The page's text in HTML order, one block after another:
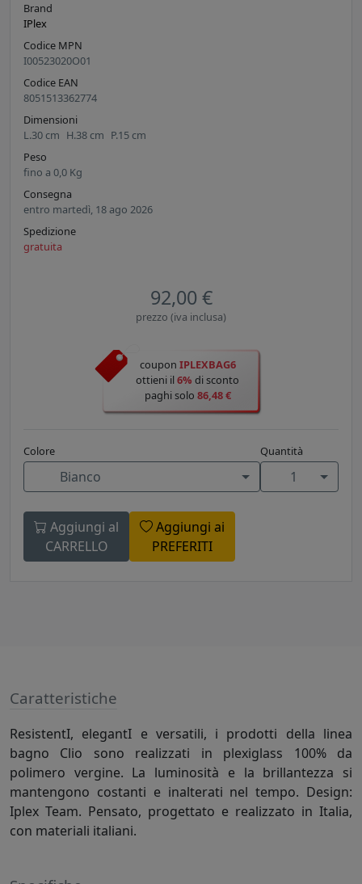
Brand
IPlex
Codice MPN
I00523020O01
Codice EAN
8051513362774
Dimensioni
L.30 cm H.38 cm P.15 cm
Peso
fino a 0,0 Kg
Consegna
entro martedì, 18 ago 2026
Spedizione
gratuita
92,00 €
prezzo (iva inclusa)
coupon IPLEXBAG6
ottieni il6% di sconto
paghi solo 86,48 €
Colore
Bianco
Quantità
1
Aggiungi al
CARRELLO
Aggiungi ai
PREFERITI
Caratteristiche
ResistentI, elegantI e versatili, i prodotti della linea
bagno Clio sono realizzati in plexiglass 100% da
polimero vergine. La luminosità e la brillantezza si
mantengono costanti e inalterati nel tempo. Design:
Iplex Team. Pensato, progettato e realizzato in Italia,
con materiali italiani.